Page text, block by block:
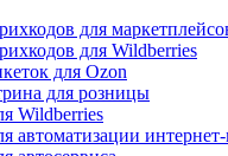
для
для Wildberries
для Ozon
для розницы
Wildberries
автоматизации интернет-